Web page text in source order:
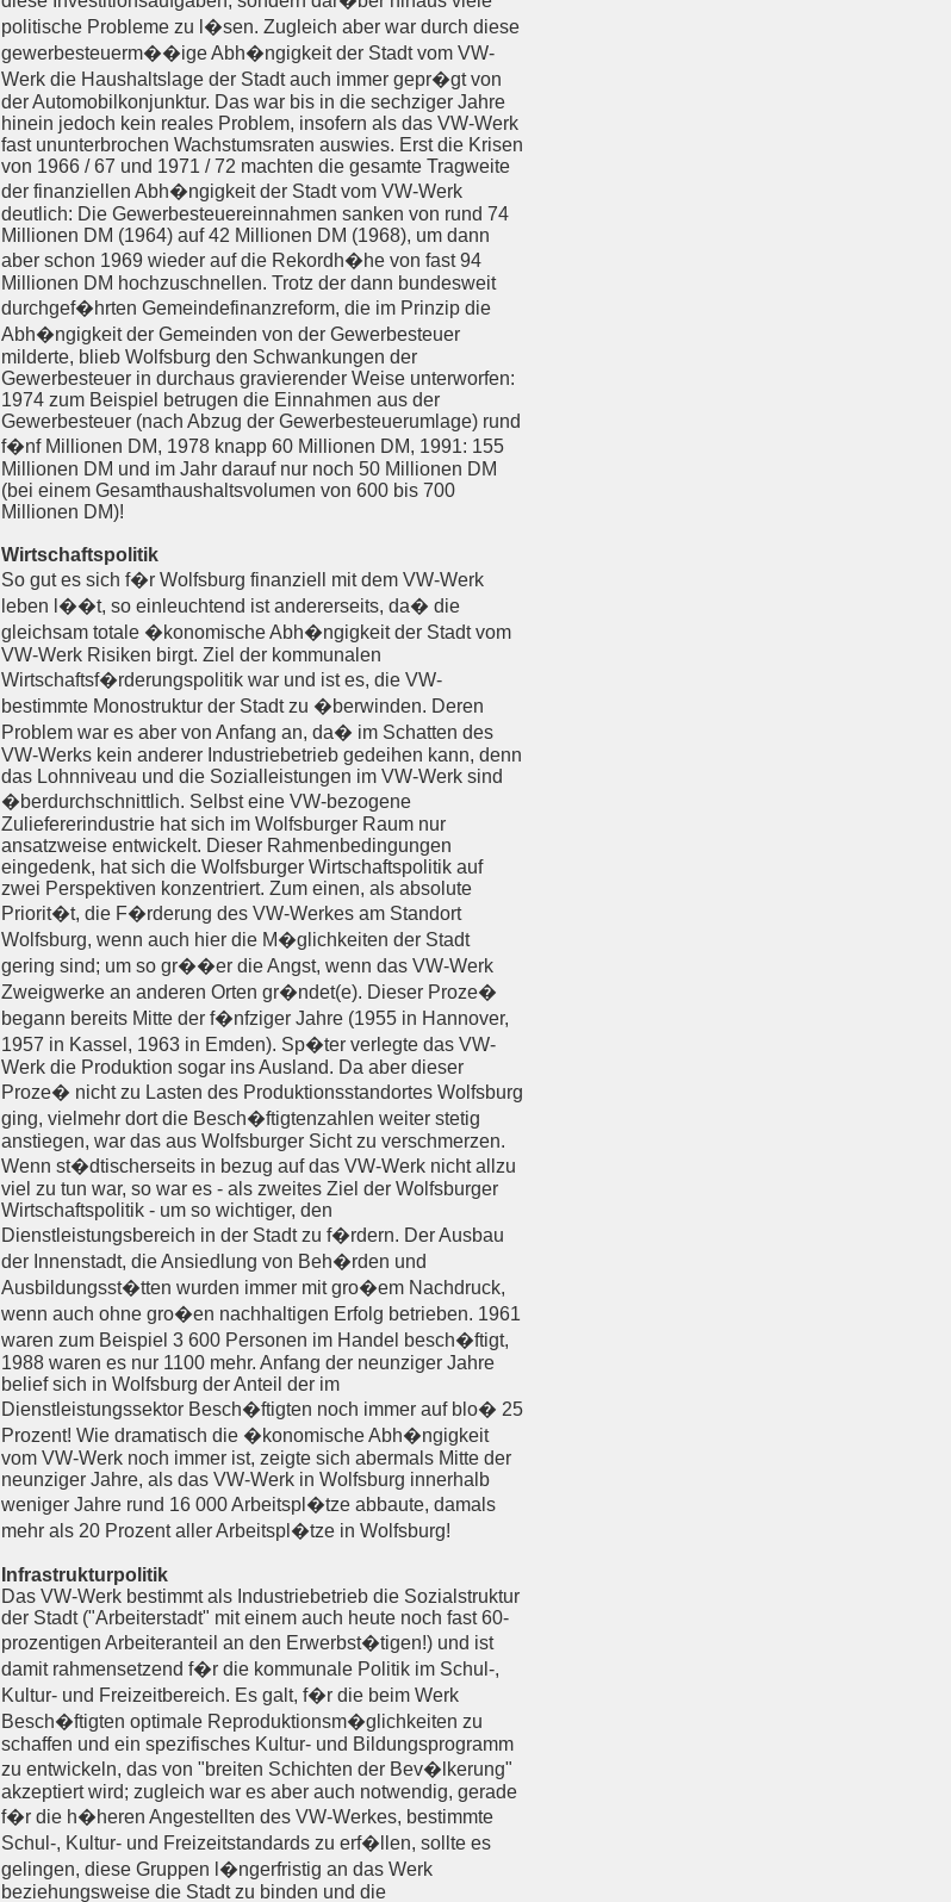
politische Probleme zu l�sen. Zugleich aber war durch diese
gewerbesteuerm��ige Abh�ngigkeit der Stadt vom VW-
Werk die Haushaltslage der Stadt auch immer gepr�gt von
der Automobilkonjunktur. Das war bis in die sechziger Jahre
hinein jedoch kein reales Problem, insofern als das VW-Werk
fast ununterbrochen Wachstumsraten auswies. Erst die Krisen
von 1966 / 67 und 1971 / 72 machten die gesamte Tragweite
der finanziellen Abh�ngigkeit der Stadt vom VW-Werk
deutlich: Die Gewerbesteuereinnahmen sanken von rund 74
Millionen DM (1964) auf 42 Millionen DM (1968), um dann
aber schon 1969 wieder auf die Rekordh�he von fast 94
Millionen DM hochzuschnellen. Trotz der dann bundesweit
durchgef�hrten Gemeindefinanzreform, die im Prinzip die
Abh�ngigkeit der Gemeinden von der Gewerbesteuer
milderte, blieb Wolfsburg den Schwankungen der
Gewerbesteuer in durchaus gravierender Weise unterworfen:
1974 zum Beispiel betrugen die Einnahmen aus der
Gewerbesteuer (nach Abzug der Gewerbesteuerumlage) rund
f�nf Millionen DM, 1978 knapp 60 Millionen DM, 1991: 155
Millionen DM und im Jahr darauf nur noch 50 Millionen DM
(bei einem Gesamthaushaltsvolumen von 600 bis 700
Millionen DM)!
Wirtschaftspolitik
So gut es sich f�r Wolfsburg finanziell mit dem VW-Werk
leben l��t, so einleuchtend ist andererseits, da� die
gleichsam totale �konomische Abh�ngigkeit der Stadt vom
VW-Werk Risiken birgt. Ziel der kommunalen
Wirtschaftsf�rderungspolitik war und ist es, die VW-
bestimmte Monostruktur der Stadt zu �berwinden. Deren
Problem war es aber von Anfang an, da� im Schatten des
VW-Werks kein anderer Industriebetrieb gedeihen kann, denn
das Lohnniveau und die Sozialleistungen im VW-Werk sind
�berdurchschnittlich. Selbst eine VW-bezogene
Zuliefererindustrie hat sich im Wolfsburger Raum nur
ansatzweise entwickelt. Dieser Rahmenbedingungen
eingedenk, hat sich die Wolfsburger Wirtschaftspolitik auf
zwei Perspektiven konzentriert. Zum einen, als absolute
Priorit�t, die F�rderung des VW-Werkes am Standort
Wolfsburg, wenn auch hier die M�glichkeiten der Stadt
gering sind; um so gr��er die Angst, wenn das VW-Werk
Zweigwerke an anderen Orten gr�ndet(e). Dieser Proze�
begann bereits Mitte der f�nfziger Jahre (1955 in Hannover,
1957 in Kassel, 1963 in Emden). Sp�ter verlegte das VW-
Werk die Produktion sogar ins Ausland. Da aber dieser
Proze� nicht zu Lasten des Produktionsstandortes Wolfsburg
ging, vielmehr dort die Besch�ftigtenzahlen weiter stetig
anstiegen, war das aus Wolfsburger Sicht zu verschmerzen.
Wenn st�dtischerseits in bezug auf das VW-Werk nicht allzu
viel zu tun war, so war es - als zweites Ziel der Wolfsburger
Wirtschaftspolitik - um so wichtiger, den
Dienstleistungsbereich in der Stadt zu f�rdern. Der Ausbau
der Innenstadt, die Ansiedlung von Beh�rden und
Ausbildungsst�tten wurden immer mit gro�em Nachdruck,
wenn auch ohne gro�en nachhaltigen Erfolg betrieben. 1961
waren zum Beispiel 3 600 Personen im Handel besch�ftigt,
1988 waren es nur 1100 mehr. Anfang der neunziger Jahre
belief sich in Wolfsburg der Anteil der im
Dienstleistungssektor Besch�ftigten noch immer auf blo� 25
Prozent! Wie dramatisch die �konomische Abh�ngigkeit
vom VW-Werk noch immer ist, zeigte sich abermals Mitte der
neunziger Jahre, als das VW-Werk in Wolfsburg innerhalb
weniger Jahre rund 16 000 Arbeitspl�tze abbaute, damals
mehr als 20 Prozent aller Arbeitspl�tze in Wolfsburg!
Infrastrukturpolitik
Das VW-Werk bestimmt als Industriebetrieb die Sozialstruktur
der Stadt ("Arbeiterstadt" mit einem auch heute noch fast 60-
prozentigen Arbeiteranteil an den Erwerbst�tigen!) und ist
damit rahmensetzend f�r die kommunale Politik im Schul-,
Kultur- und Freizeitbereich. Es galt, f�r die beim Werk
Besch�ftigten optimale Reproduktionsm�glichkeiten zu
schaffen und ein spezifisches Kultur- und Bildungsprogramm
zu entwickeln, das von "breiten Schichten der Bev�lkerung"
akzeptiert wird; zugleich war es aber auch notwendig, gerade
f�r die h�heren Angestellten des VW-Werkes, bestimmte
Schul-, Kultur- und Freizeitstandards zu erf�llen, sollte es
gelingen, diese Gruppen l�ngerfristig an das Werk
beziehungsweise die Stadt zu binden und die